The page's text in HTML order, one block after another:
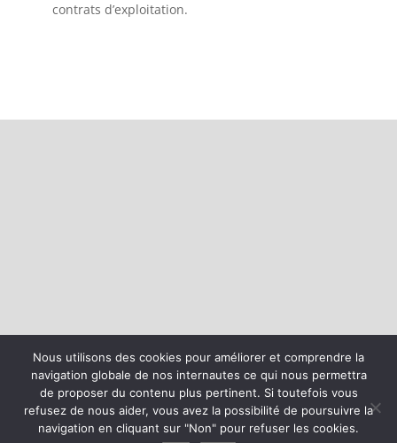
contrats d’exploitation.
Accueil Présentation Expertise
Missions
Projets
Actualités Contact
©cler ingénierie 2023 | Tous droits réservés | -
Nous utilisons des cookies pour améliorer et comprendre la
navigation globale de nos internautes ce qui nous permettra
de proposer du contenu plus pertinent. Si toutefois vous
refusez de nous aider, vous avez la possibilité de poursuivre la
navigation en cliquant sur "Non" pour refuser les cookies.